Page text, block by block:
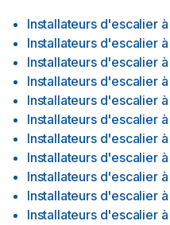
Installateurs d'escalier à
Installateurs d'escalier à
Installateurs d'escalier à
Installateurs d'escalier à
Installateurs d'escalier à
Installateurs d'escalier à
Installateurs d'escalier à
Installateurs d'escalier à
Installateurs d'escalier à
Installateurs d'escalier à
Installateurs d'escalier à